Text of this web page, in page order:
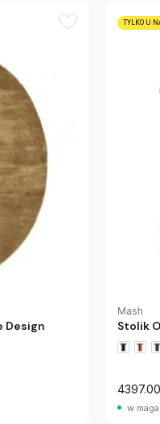
Design
TYLKO U
Mash
Stolik
w